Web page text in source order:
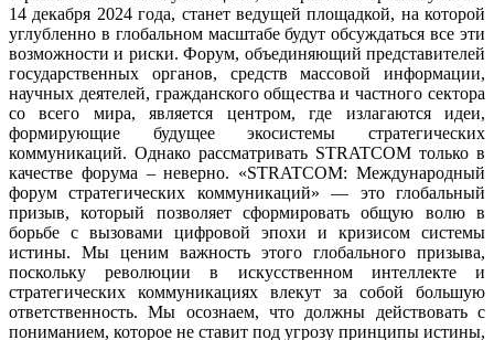
14 декабря 2024 года, станет ведущей площадкой, на которой
углубленно в глобальном масштабе будут обсуждаться все эти
возможности и риски. Форум, объединяющий представителей
государственных органов, средств массовой информации,
научных деятелей, гражданского общества и частного сектора
со всего мира, является центром, где излагаются идеи,
формирующие будущее экосистемы стратегических
коммуникаций. Однако рассматривать STRATCOM только в
качестве форума – неверно. «STRATCOM: Международный
форум стратегических коммуникаций» — это глобальный
призыв, который позволяет сформировать общую волю в
борьбе с вызовами цифровой эпохи и кризисом системы
истины. Мы ценим важность этого глобального призыва,
поскольку революции в искусственном интеллекте и
стратегических коммуникациях влекут за собой большую
ответственность. Мы осознаем, что должны действовать с
пониманием, которое не ставит под угрозу принципы истины,